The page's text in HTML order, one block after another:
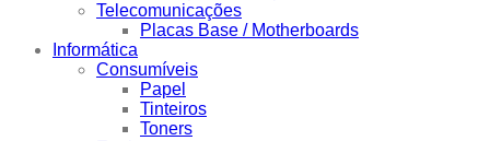
Telecomunicações
Placas Base / Motherboards
Informática
Consumíveis
Papel
Tinteiros
Toners